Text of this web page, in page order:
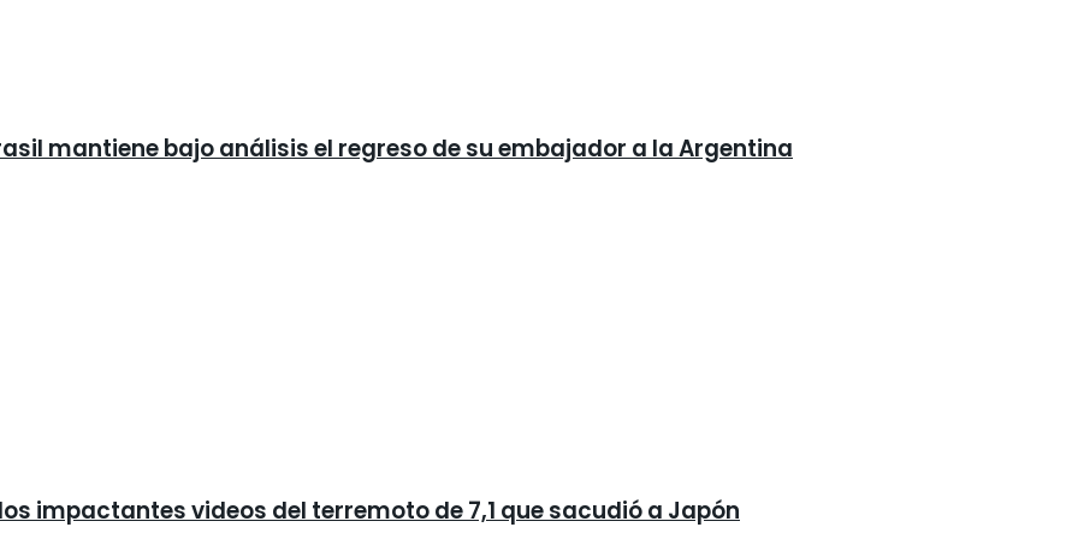
mantiene bajo análisis el regreso de su embajador a la Argentina
impactantes videos del terremoto de 7,1 que sacudió a Japón